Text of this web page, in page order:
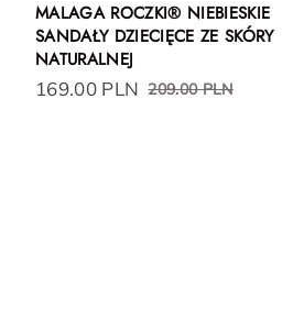
MALAGA ROCZKI® NIEBIESKIE
SANDAŁY DZIECIĘCE ZE SKÓRY
NATURALNEJ
169.00 PLN 209.00 PLN